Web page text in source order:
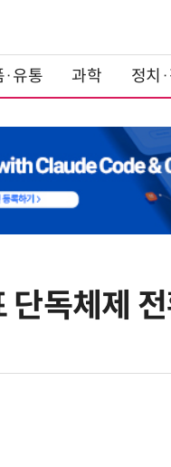
·유통 과학 정치
단독체제